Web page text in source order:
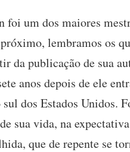
foi um dos maiores
lembramos os
da publicação de sua
anos depois de ele
dos Estados Unidos.
sua vida, na
que de repente se